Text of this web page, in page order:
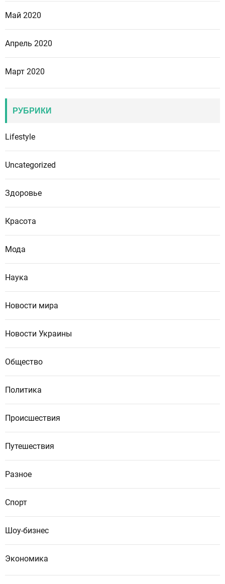
Май 2020
Апрель 2020
Март 2020
РУБРИКИ
Lifestyle
Uncategorized
Здоровье
Красота
Мода
Наука
Новости мира
Новости Украины
Общество
Политика
Происшествия
Путешествия
Разное
Спорт
Шоу-бизнес
Экономика